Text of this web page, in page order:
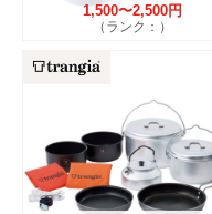
1,500〜2,500円
（ランク：）